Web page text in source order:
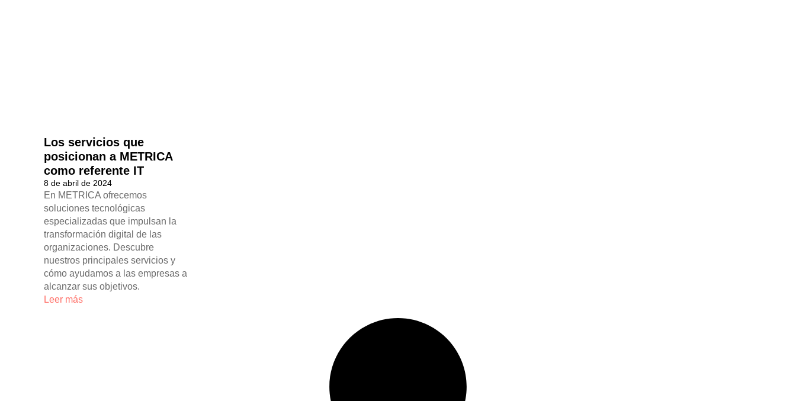
Los servicios que
posicionan a METRICA
como referente IT
8 de abril de 2024
En METRICA ofrecemos
soluciones tecnológicas
especializadas que impulsan la
transformación digital de las
organizaciones. Descubre
nuestros principales servicios y
cómo ayudamos a las empresas a
alcanzar sus objetivos.
Leer más